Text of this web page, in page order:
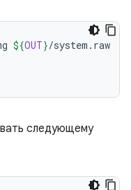
${OUT}/system.raw
следующему